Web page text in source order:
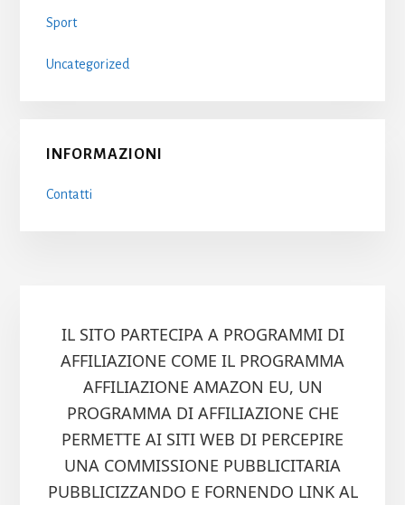
Sport
Uncategorized
INFORMAZIONI
Contatti
IL SITO PARTECIPA A PROGRAMMI DI
AFFILIAZIONE COME IL PROGRAMMA
AFFILIAZIONE AMAZON EU, UN
PROGRAMMA DI AFFILIAZIONE CHE
PERMETTE AI SITI WEB DI PERCEPIRE
UNA COMMISSIONE PUBBLICITARIA
PUBBLICIZZANDO E FORNENDO LINK AL